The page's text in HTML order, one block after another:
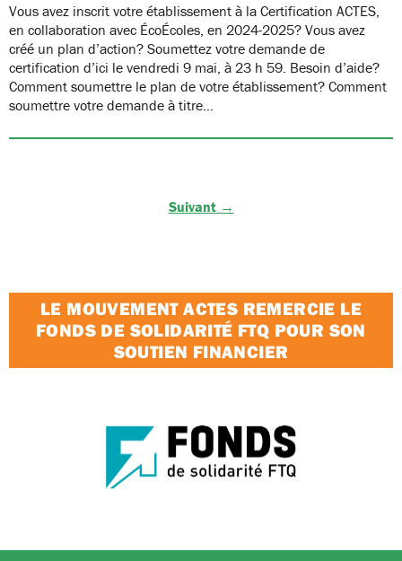
Vous avez inscrit votre établissement à la Certification ACTES,
en collaboration avec ÉcoÉcoles, en 2024-2025? Vous avez
créé un plan d’action? Soumettez votre demande de
certification d’ici le vendredi 9 mai, à 23 h 59. Besoin d’aide?
Comment soumettre le plan de votre établissement? Comment
soumettre votre demande à titre…
Suivant →
LE MOUVEMENT ACTES REMERCIE LE
FONDS DE SOLIDARITÉ FTQ POUR SON
SOUTIEN FINANCIER